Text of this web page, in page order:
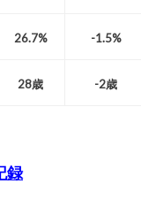
26.7% -1.5%
28歳 -2歳
録